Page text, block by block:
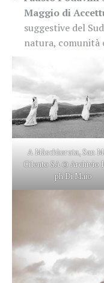
Maggio di
suggestive del
natura, comunità
A Màschkarata, San
Cilento SA © Archivio
ph Di Maio